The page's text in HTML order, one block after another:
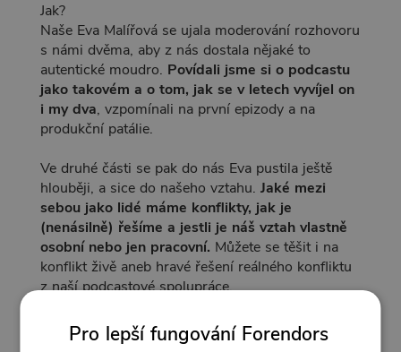
Jak?
Naše Eva Malířová se ujala moderování rozhovoru
s námi dvěma, aby z nás dostala nějaké to
autentické moudro. Povídali jsme si o podcastu
jako takovém a o tom, jak se v letech vyvíjel on
i my dva, vzpomínali na první epizody a na
produkční patálie.
Ve druhé části se pak do nás Eva pustila ještě
hlouběji, a sice do našeho vztahu. Jaké mezi
sebou jako lidé máme konflikty, jak je
(nenásilně) řešíme a jestli je náš vztah vlastně
osobní nebo jen pracovní. Můžete se těšit i na
konflikt živě aneb hravé řešení reálného konfliktu
z naší podcastové spolupráce.
Pro lepší fungování Forendors